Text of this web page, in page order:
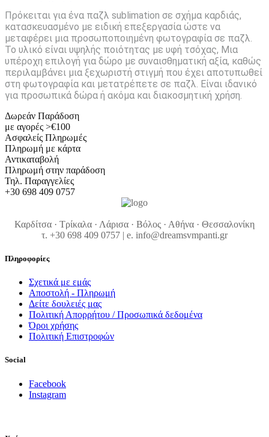
Πρόκειται για ένα παζλ sublimation σε σχήμα καρδιάς,
κατασκευασμένο με ειδική επεξεργασία ώστε να
μεταφέρει μια προσωποποιημένη φωτογραφία σε παζλ.
Το υλικό είναι υψηλής ποιότητας με υφή τσόχας, Μια
υπέροχη επιλογή για δώρο με συναισθηματική αξία, καθώς
περιλαμβάνει μια ξεχωριστή στιγμή που έχει αποτυπωθεί
στη φωτογραφία και μετατρέπετε σε παζλ. Είναι ιδανικό
για προσωπικά δώρα ή ακόμα και διακοσμητική χρήση.
Δωρεάν Παράδοση
με αγορές >€100
Ασφαλείς Πληρωμές
Πληρωμή με κάρτα
Αντικαταβολή
Πληρωμή στην παράδοση
Τηλ. Παραγγελίες
+30 698 409 0757
Καρδίτσα · Τρίκαλα · Λάρισα · Βόλος · Αθήνα · Θεσσαλονίκη
τ. +30 698 409 0757 | e. info@dreamsvmpanti.gr
Πληροφορίες
Σχετικά με εμάς
Αποστολή - Πληρωμή
Δείτε δουλειές μας
Πολιτική Απορρήτου / Προσωπικά δεδομένα
Όροι χρήσης
Πολιτική Επιστροφών
Social
Facebook
Instagram